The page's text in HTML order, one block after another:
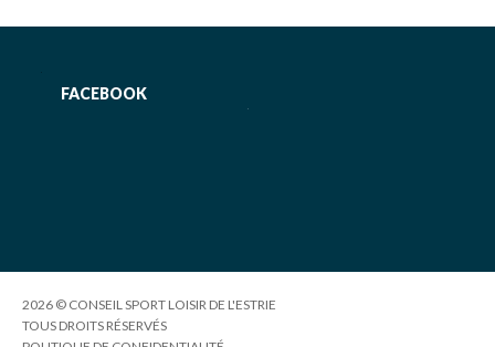
FACEBOOK
2026 © CONSEIL SPORT LOISIR DE L'ESTRIE
TOUS DROITS RÉSERVÉS